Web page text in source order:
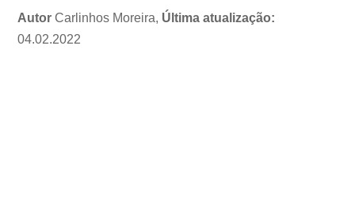
Autor Carlinhos Moreira, Última atualização:
04.02.2022